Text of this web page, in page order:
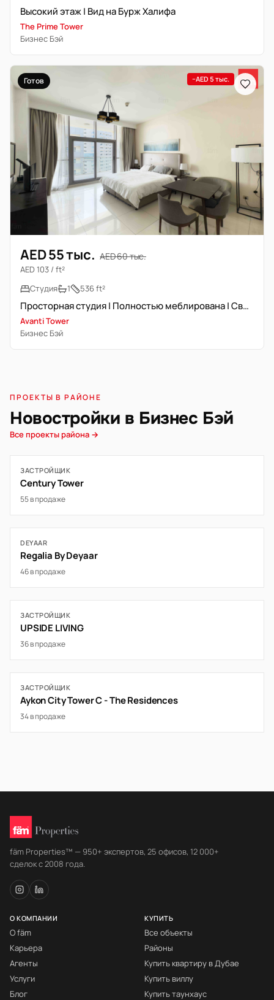
Высокий этаж | Вид на Бурж Халифа
The Prime Tower
Бизнес Бэй
Готов −AED 5 тыс.
AED 55 тыс. AED 60 тыс.
AED 103 / ft²
Студия
1 536 ft²
Просторная студия | Полностью меблирована | Свободна
Avanti Tower
Бизнес Бэй
ПРОЕКТЫ В РАЙОНЕ
Новостройки в Бизнес Бэй
Все проекты района →
ЗАСТРОЙЩИК
Century Tower
55 в продаже
DEYAAR
Regalia By Deyaar
46 в продаже
ЗАСТРОЙЩИК
UPSIDE LIVING
36 в продаже
ЗАСТРОЙЩИК
Aykon City Tower C - The Residences
34 в продаже
fäm Properties™ — 950+ экспертов, 25 офисов, 12 000+
сделок с 2008 года.
О КОМПАНИИ
О fäm
Карьера
Агенты
Услуги
Блог
КУПИТЬ
Все объекты
Районы
Купить квартиру в Дубае
Купить виллу
Купить таунхаус